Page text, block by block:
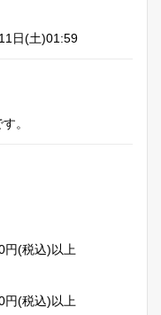
日(土)01:59
。
円(税込)以上
円(税込)以上